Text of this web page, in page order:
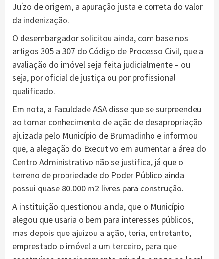
Juízo de origem, a apuração justa e correta do valor
da indenização.
O desembargador solicitou ainda, com base nos
artigos 305 a 307 do Código de Processo Civil, que a
avaliação do imóvel seja feita judicialmente – ou
seja, por oficial de justiça ou por profissional
qualificado.
Em nota, a Faculdade ASA disse que se surpreendeu
ao tomar conhecimento de ação de desapropriação
ajuizada pelo Município de Brumadinho e informou
que, a alegação do Executivo em aumentar a área do
Centro Administrativo não se justifica, já que o
terreno de propriedade do Poder Público ainda
possui quase 80.000 m2 livres para construção.
A instituição questionou ainda, que o Município
alegou que usaria o bem para interesses públicos,
mas depois que ajuizou a ação, teria, entretanto,
emprestado o imóvel a um terceiro, para que